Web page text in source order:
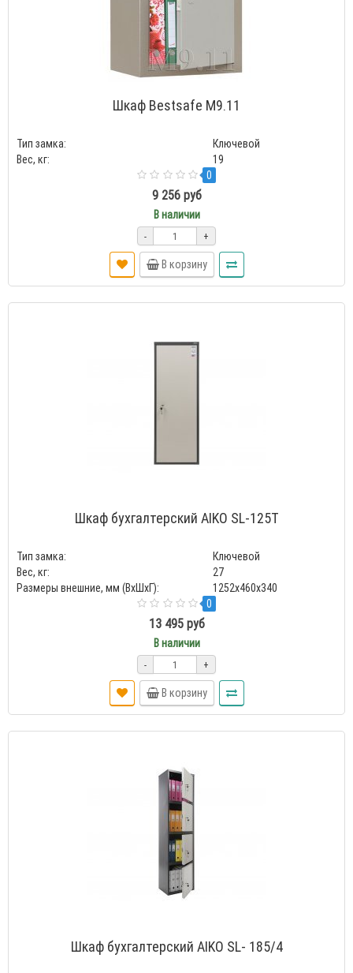
Шкаф Bestsafe M9.11
Тип замка:
Ключевой
Вес, кг:
19
0
9 256 руб
В наличии
- +
В корзину
Шкаф бухгалтерский AIKO SL-125Т
Тип замка:
Ключевой
Вес, кг:
27
Размеры внешние, мм (ВхШхГ):
1252x460x340
0
13 495 руб
В наличии
- +
В корзину
Шкаф бухгалтерский AIKO SL- 185/4